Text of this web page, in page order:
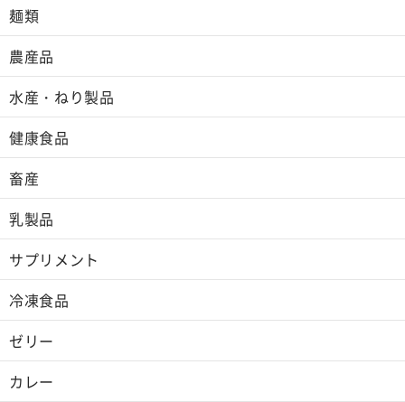
麺類
農産品
水産・ねり製品
健康食品
畜産
乳製品
サプリメント
冷凍食品
ゼリー
カレー